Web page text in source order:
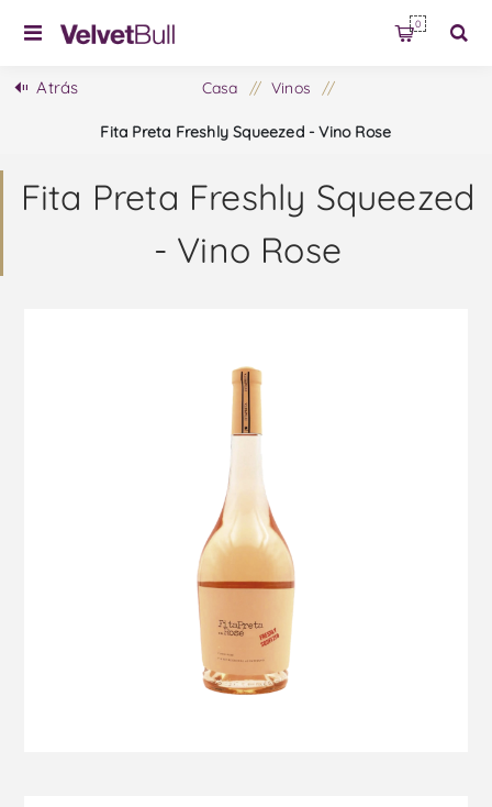
0
Atrás Casa / Vinos /
Fita Preta Freshly Squeezed - Vino Rose
Fita Preta Freshly Squeezed
- Vino Rose